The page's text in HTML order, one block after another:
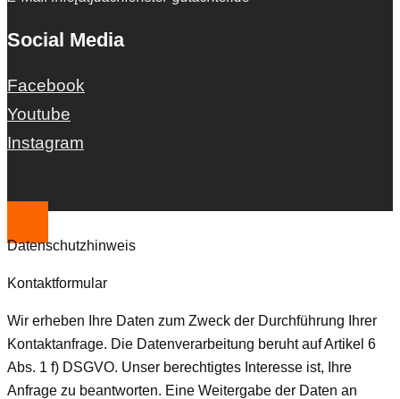
Social Media
Facebook
Youtube
Instagram
Datenschutzhinweis
Kontaktformular
Wir erheben Ihre Daten zum Zweck der Durchführung Ihrer
Kontaktanfrage. Die Datenverarbeitung beruht auf Artikel 6
Abs. 1 f) DSGVO. Unser berechtigtes Interesse ist, Ihre
Anfrage zu beantworten. Eine Weitergabe der Daten an